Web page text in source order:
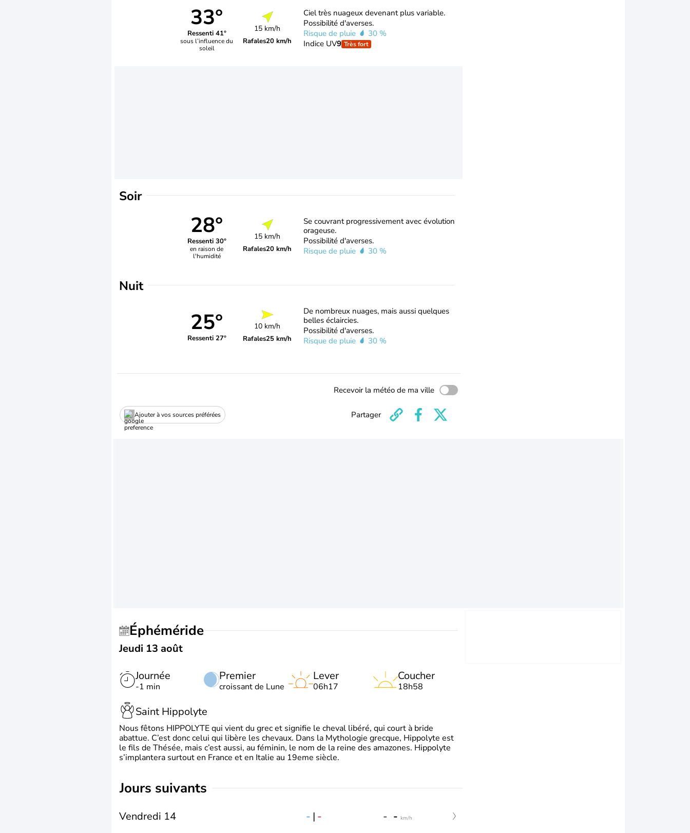
33°
Ressenti 41°
sous l’influence du
soleil
15 km/h
Rafales20 km/h
Ciel très nuageux devenant plus variable.
Possibilité d'averses.
Risque de pluie
30 %
Indice UV9 Très fort
Soir
28°
Ressenti 30°
en raison de
l'humidité
15 km/h
Rafales20 km/h
Se couvrant progressivement avec évolution
orageuse.
Possibilité d'averses.
Risque de pluie
30 %
Nuit
25°
Ressenti 27°
10 km/h
Rafales25 km/h
De nombreux nuages, mais aussi quelques
belles éclaircies.
Possibilité d'averses.
Risque de pluie
30 %
Recevoir la météo de ma ville
Ajouter à vos sources préférées Partager
Éphéméride
Jeudi 13 août
Journée
-1 min
Premier
croissant de Lune
Lever
06h17
Coucher
18h58
Saint Hippolyte
Nous fêtons HIPPOLYTE qui vient du grec et signifie le cheval libéré, qui court à bride
abattue. C’est donc celui qui libère les chevaux. Dans la Mythologie grecque, Hippolyte est
le fils de Thésée, mais c’est aussi, au féminin, le nom de la reine des amazones. Hippolyte
s’implantera surtout en France et en Italie au 19eme siècle.
jours suivants
Vendredi 14 - | - - - km/h